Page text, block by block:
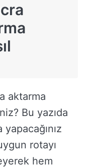
aktarma
Bu yazıda
rotayı
hem